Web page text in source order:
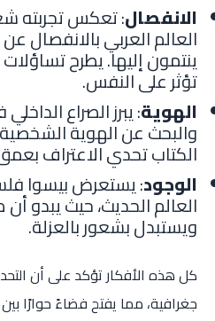
الانفصال: تعكس تجربته
العالم العربي بالانفصال
ينتمون إليها. يطرح
تؤثر على النفس.
الهوية: يبرز الصراع
والبحث عن الهوية
الكتاب تحدي الاعتراف
الوجود: يستعرض بيسوا
العالم الحديث، حيث يبدو
ويستبدل بشعور بالعزلة.
كل هذه الأفكار تؤكد على أن
جغرافية، مما يفتح فضاءً حوارًا